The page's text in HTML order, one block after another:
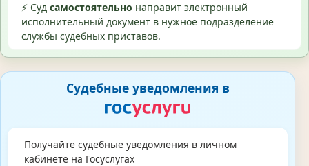
⚡ Суд самостоятельно направит электронный
исполнительный документ в нужное подразделение
службы судебных приставов.
Судебные уведомления в
Получайте судебные уведомления в личном
кабинете на Госуслугах